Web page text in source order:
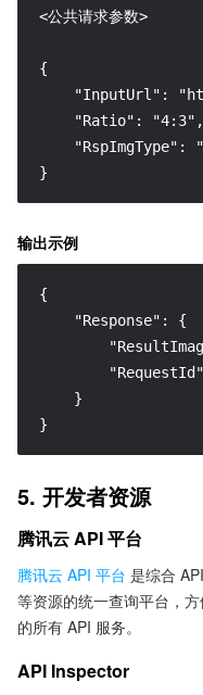
<公共请求参数>
{
"InputUrl":
    "Ratio": "4:3",
"RspImgType":
}
输出示例
{
"Response" :
{
"RequestId"
}
}
5. 开发者资源
腾讯云 API 平台
腾讯云 API 平台 是综合
等资源的统一查询平台，
的所有 API 服务。
API Inspector